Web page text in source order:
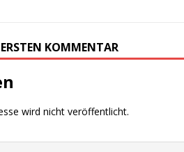
ERSTEN KOMMENTAR
wird nicht veröffentlicht.